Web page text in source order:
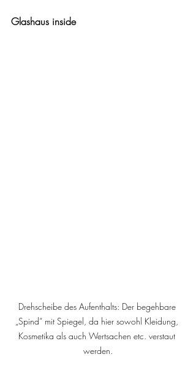
Glashaus inside
Drehscheibe des Aufenthalts: Der begehbare
„Spind“ mit Spiegel, da hier sowohl Kleidung,
Kosmetika als auch Wertsachen etc. verstaut
werden.